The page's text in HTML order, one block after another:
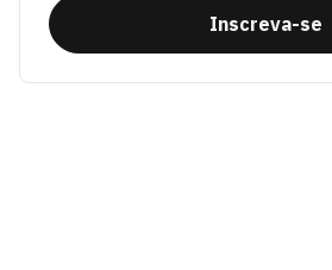
Inscreva-se